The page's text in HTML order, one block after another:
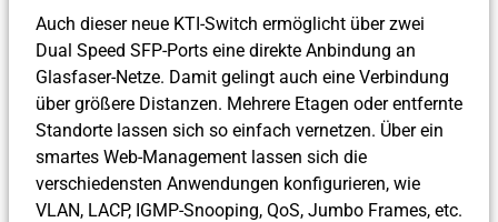
Auch dieser neue KTI-Switch ermöglicht über zwei
Dual Speed SFP-Ports eine direkte Anbindung an
Glasfaser-Netze. Damit gelingt auch eine Verbindung
über größere Distanzen. Mehrere Etagen oder entfernte
Standorte lassen sich so einfach vernetzen. Über ein
smartes Web-Management lassen sich die
verschiedensten Anwendungen konfigurieren, wie
VLAN, LACP, IGMP-Snooping, QoS, Jumbo Frames, etc.